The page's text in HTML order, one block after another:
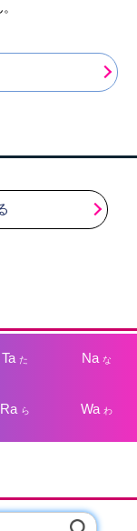
Taた Na な
Ra ら Wa わ